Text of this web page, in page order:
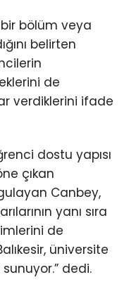
bölüm veya
belirten
de
verdiklerini ifade
dostu yapısı
çıkan
Canbey,
yanı sıra
de
üniversite
dedi.